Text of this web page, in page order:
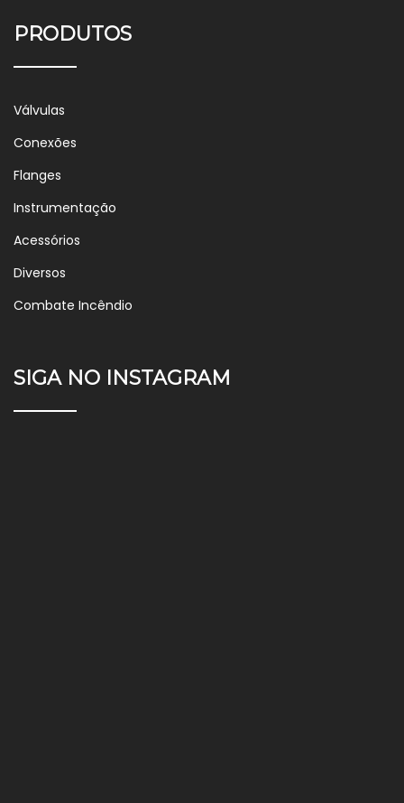
PRODUTOS
Válvulas
Conexões
Flanges
Instrumentação
Acessórios
Diversos
Combate Incêndio
SIGA NO INSTAGRAM